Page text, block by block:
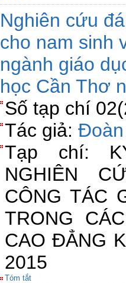
Nghiên cứu
cho nam sinh
ngành giáo
học Cần Thơ
Số tạp chí
Tác giả:
Tạp chí:
NGHIÊN
CÔNG TÁC
TRONG
CAO ĐẲNG
2015
Tóm tắt